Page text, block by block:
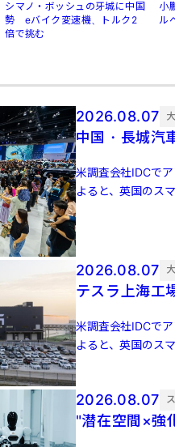
シマノ・ボッシュの牙城に中国
勢 eバイク変速機、トルク2
倍で挑む
小
ル
2026.08.07
中国・長城汽
米調査会社IDCで
よると、英国のス
増 […]
2026.08.07
テスラ上海
米調査会社IDCで
よると、英国のス
増 […]
2026.08.07
"潜在空間×強